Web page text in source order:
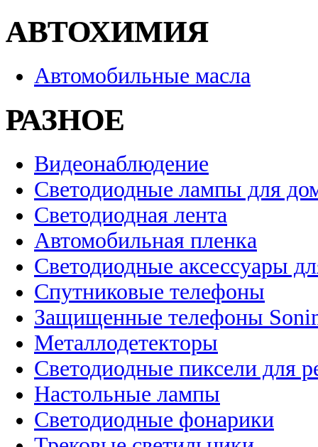
АВТОХИМИЯ
Автомобильные масла
РАЗНОЕ
Видеонаблюдение
Светодиодные лампы для
Светодиодная лента
Автомобильная пленка
Светодиодные аксессуары
Спутниковые телефоны
Защищенные телефоны
Металлодетекторы
Светодиодные пиксели для
Настольные лампы
Светодиодные фонарики